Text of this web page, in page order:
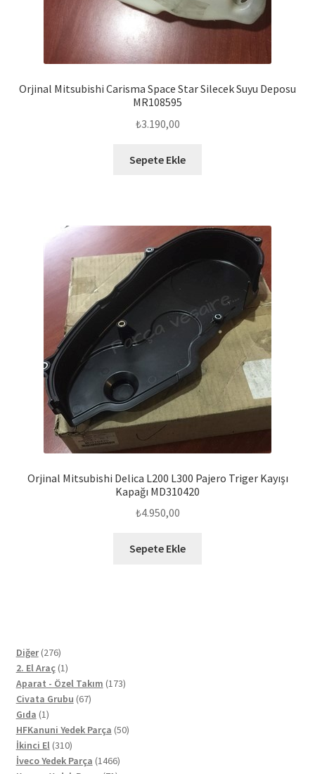
Orjinal Mitsubishi Carisma Space Star Silecek Suyu Deposu
MR108595
₺3.190,00
Sepete Ekle
Orjinal Mitsubishi Delica L200 L300 Pajero Triger Kayışı
Kapağı MD310420
₺4.950,00
Sepete Ekle
Diğer 276276
ürün
2. El Araç 11
ürün
Aparat - Özel Takım 173173
Civata Grubu 6767
Gıda 11
ürün
HFKanuni Yedek Parça 5050
İkinci El 310310
ürün
İveco Yedek Parça 14661466